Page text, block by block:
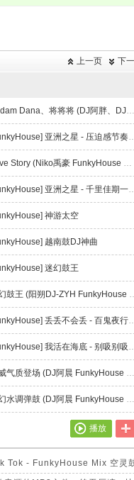
下
上一页
130 - Sedam Dana、将将将 (DJ阿胖、DJ小学生 FunkyHouse Mix V2 Q鼓)
100 - [FunkyHouse] 亚洲
128 - Love Story (Niko禹豪 FunkyHouse Mix 空灵鼓)
128 - [FunkyHouse] 亚
神游太空
越南鼓DJ神曲
迷幻鼓王
128 - 迷幻鼓王 (阳
130 - [FunkyHouse] 丢丢
130 - [FunkyHouse] 我活在
134 - 权威气质登场 (DJ阿晨 FunkyHouse Mix Q鼓)
134 - 迷幻水调弹鼓 (DJ阿晨 FunkyHouse Mix Q鼓)
播放
- FunkyHouse Mix 空灵